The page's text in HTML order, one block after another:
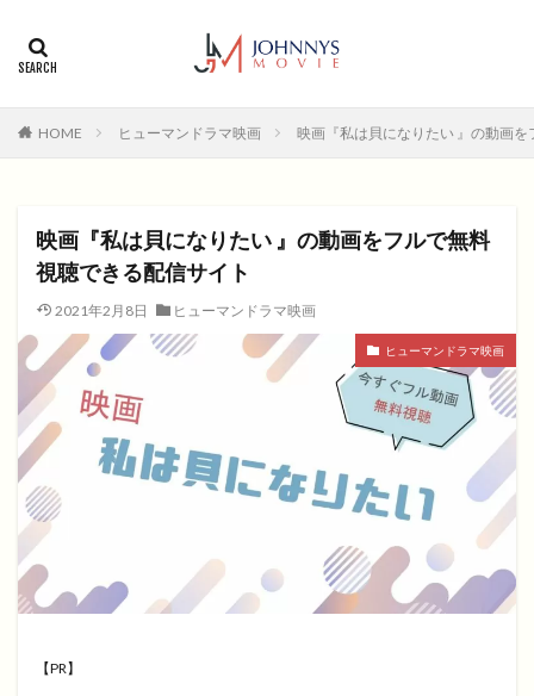
HOME ヒューマンドラマ映画 映画『私は貝になりたい 』の動画
映画『私は貝になりたい 』の動画をフルで無料
視聴できる配信サイト
2021年2月8日 ヒューマンドラマ映画
ヒューマンドラマ映画
【PR】
2018年
2019年 アクション
アニメ
ヒューマンドラマ映画
ファンタジー映画
ホラー
動画無料視聴
無料視聴
無料視聴動画
検索